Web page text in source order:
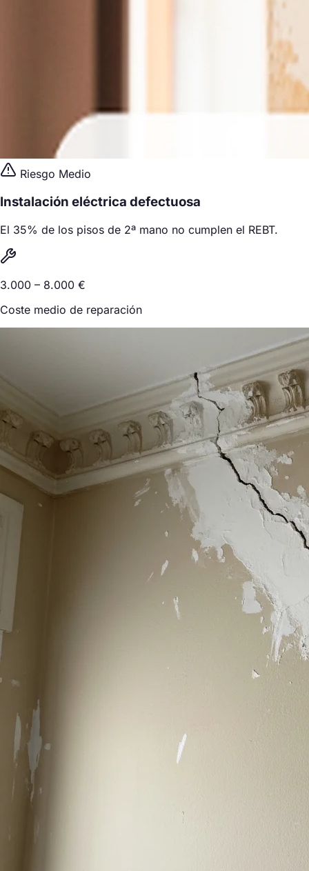
Riesgo Medio
Instalación eléctrica defectuosa
El 35% de los pisos de 2ª mano no cumplen el REBT.
3.000 – 8.000 €
Coste medio de reparación